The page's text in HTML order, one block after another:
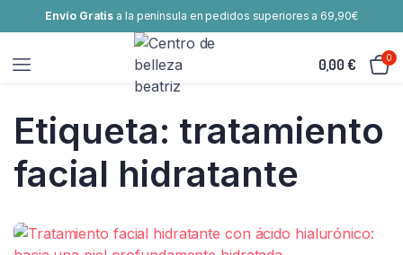
Envío Gratis a la península en pedidos superiores a 69,90€
0,00€ 0
Etiqueta: tratamiento
facial hidratante